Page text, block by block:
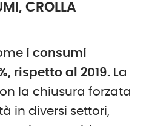
CROLLA
i consumi
rispetto al 2019. La
la chiusura forzata
in diversi settori,